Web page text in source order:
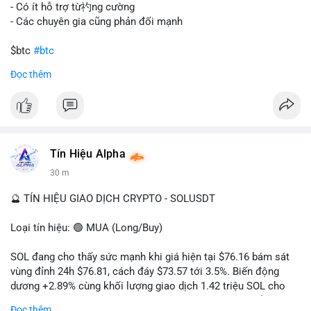
gây sốc thanh khoản tức thời, nhưng vẫn đủ sức tạo biến động
tâm lý ngắn hạn nếu hướng đến sàn tập trung.
Lời khuyên cho nhà đầu tư nhỏ lẻ:
hướng đi của dòng tiền. Tránh hành động theo cảm xúc, ưu
rõ ràng về đích đến của số BTC này.
#dongtienlon
- Có ít hỗ trợ từ礿ng cường
- Các chuyên gia cũng phản đối mạnh
$btc #btc
#vlikevn
📰 Nguồn: CoinDesk
Đọc thêm
Tín Hiệu Alpha
30 m
🔮 TÍN HIỆU GIAO DỊCH CRYPTO - SOLUSDT
Loại tín hiệu: 🟢 MUA (Long/Buy)
SOL đang cho thấy sức mạnh khi giá hiện tại $76.16 bám sát
vùng đỉnh 24h $76.81, cách đáy $73.57 tới 3.5%. Biến động
dương +2.89% cùng khối lượng giao dịch 1.42 triệu SOL cho